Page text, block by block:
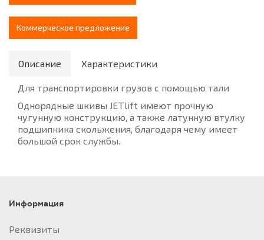
Коммерческое предложение
Описание Характеристики
Для транспортировки грузов с помощью тали
Однорядные шкивы JETlift имеют прочную
чугунную конструкцию, а также латунную втулку
подшипника скольжения, благодаря чему имеет
большой срок службы.
Информация
Реквизиты